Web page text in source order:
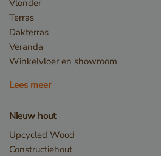
Vlonder
Terras
Dakterras
Veranda
Winkelvloer en showroom
Lees meer
Nieuw hout
Upcycled Wood
Constructiehout
Google Privacy Policy